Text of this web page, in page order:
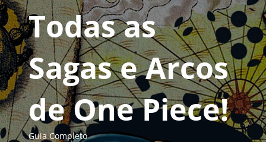
Todas as
Sagas e Arcos
de One Piece!
Guia Completo